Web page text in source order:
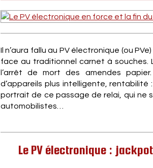
Il n’aura fallu au PV électronique (ou
face au traditionnel carnet à souches.
l’arrêt de mort des amendes
d’appareils plus intelligente, rentabilité
portrait de ce passage de relai, qui ne
automobilistes…
Le PV électronique :